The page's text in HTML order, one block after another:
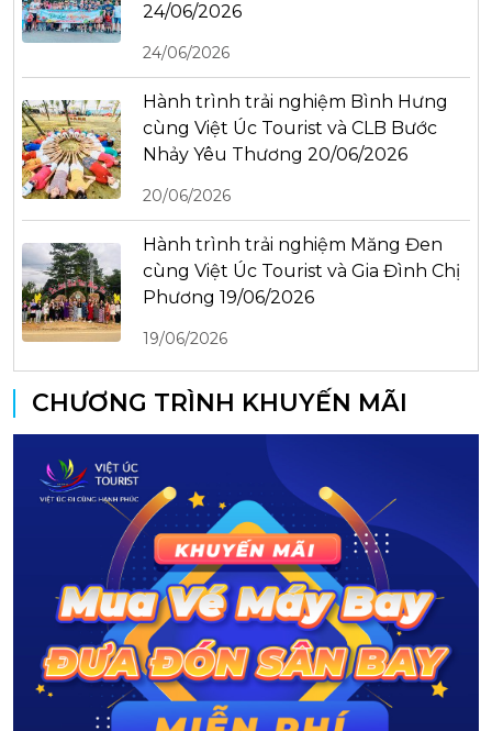
24/06/2026
24/06/2026
Hành trình trải nghiệm Bình Hưng
cùng Việt Úc Tourist và CLB Bước
Nhảy Yêu Thương 20/06/2026
20/06/2026
Hành trình trải nghiệm Măng Đen
cùng Việt Úc Tourist và Gia Đình Chị
Phương 19/06/2026
19/06/2026
CHƯƠNG TRÌNH KHUYẾN MÃI